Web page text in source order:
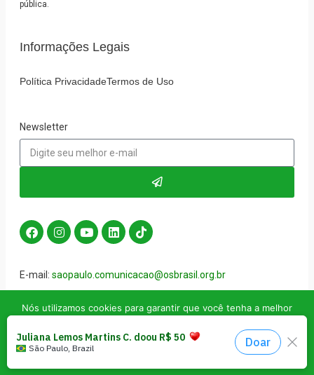
pública.
Informações Legais
Política PrivacidadeTermos de Uso
Newsletter
E-mail: saopaulo.comunicacao@osbrasil.org.br
SP, 01502-001
Nós utilizamos cookies para garantir que você tenha a melhor
assumimos que você está satisfeito.
Aceito